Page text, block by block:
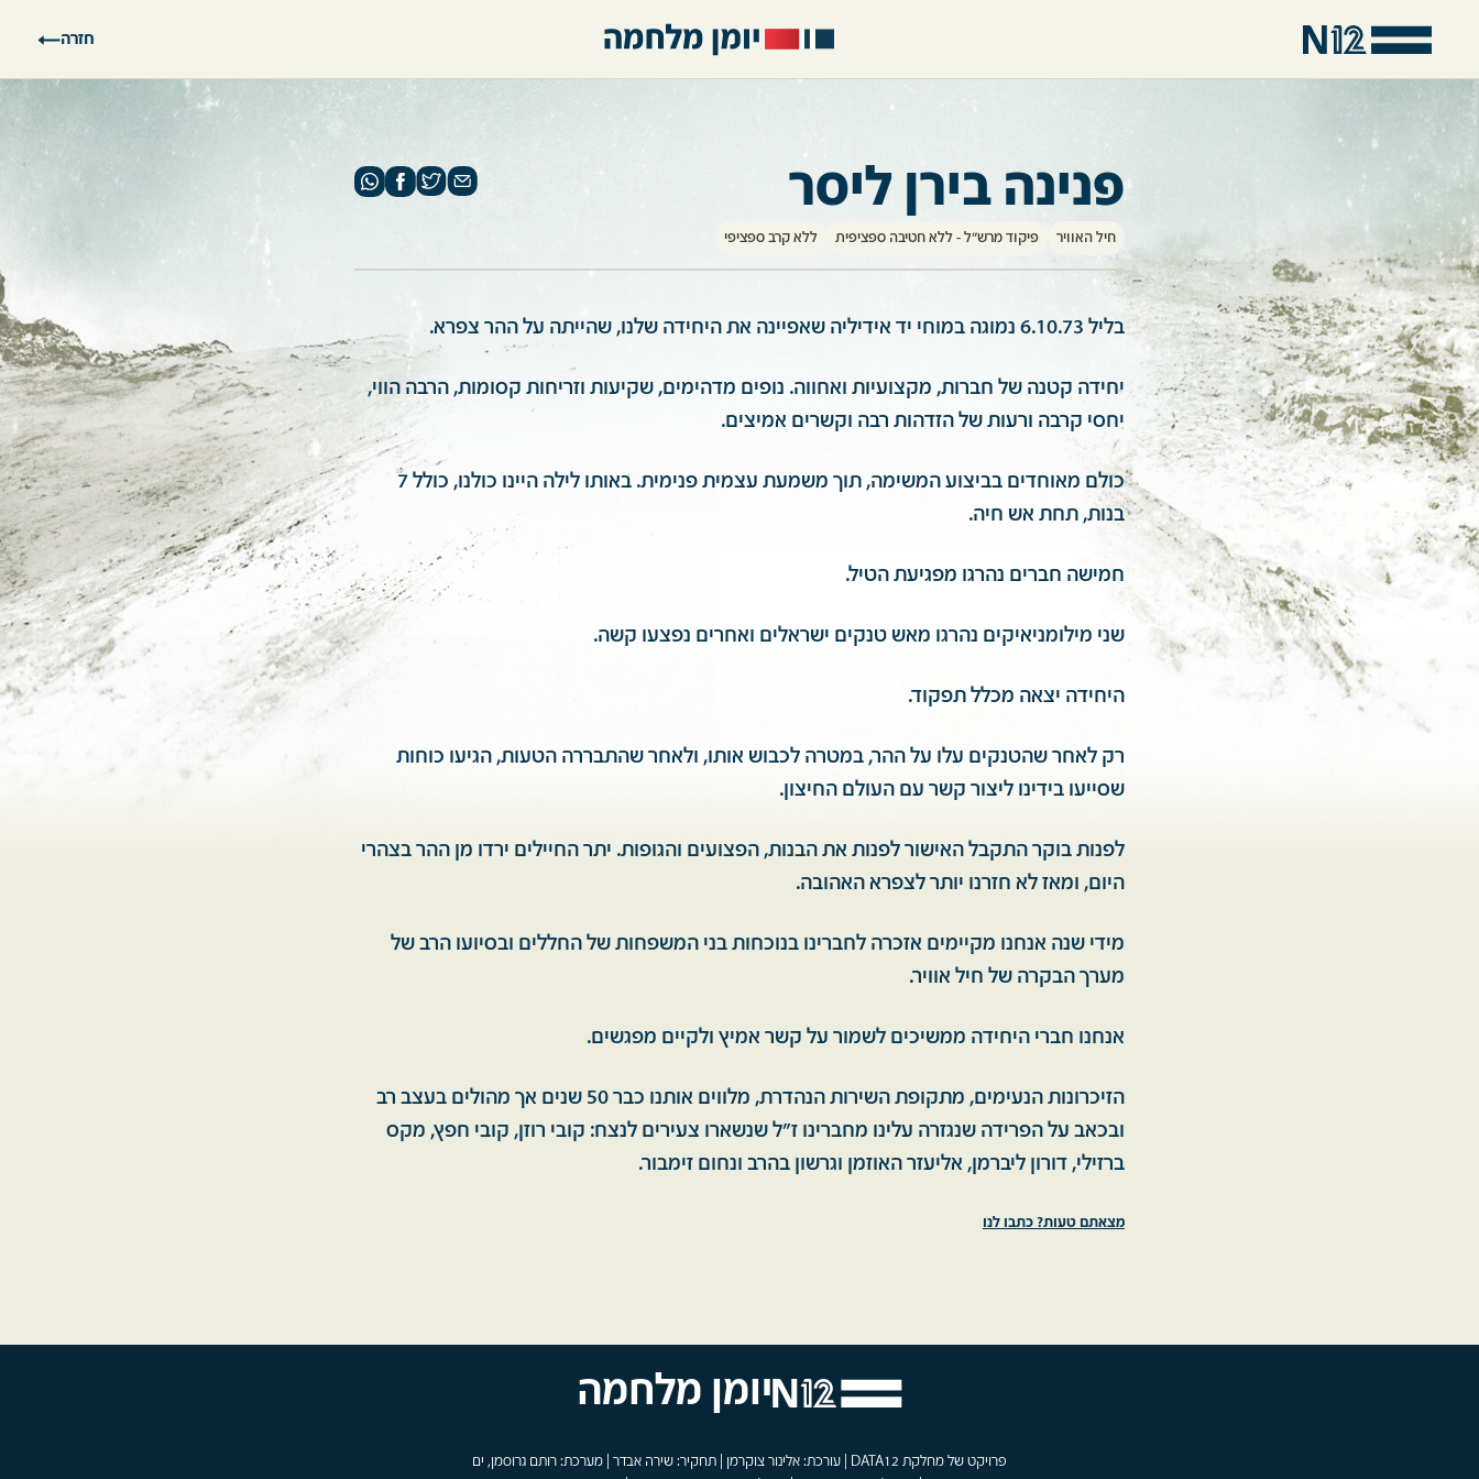
חזרה
פנינה בירן ליסר
חיל האוויר פיקוד מרש"ל - ללא חטיבה ספציפית ללא קרב ספציפי
בליל 6.10.73 נמוגה במוחי יד אידיליה שאפיינה את היחידה שלנו, שהייתה על ההר צפרא.
יחידה קטנה של חברות, מקצועיות ואחווה. נופים מדהימים, שקיעות וזריחות קסומות, הרבה הווי,
יחסי קרבה ורעות של הזדהות רבה וקשרים אמיצים.
כולם מאוחדים בביצוע המשימה, תוך משמעת עצמית פנימית. באותו לילה היינו כולנו, כולל 7
בנות, תחת אש חיה.
חמישה חברים נהרגו מפגיעת הטיל.
שני מילומניאיקים נהרגו מאש טנקים ישראלים ואחרים נפצעו קשה.
היחידה יצאה מכלל תפקוד.
רק לאחר שהטנקים עלו על ההר, במטרה לכבוש אותו, ולאחר שהתבררה הטעות, הגיעו כוחות
שסייעו בידינו ליצור קשר עם העולם החיצון.
לפנות בוקר התקבל האישור לפנות את הבנות, הפצועים והגופות. יתר החיילים ירדו מן ההר בצהרי
היום, ומאז לא חזרנו יותר לצפרא האהובה.
מידי שנה אנחנו מקיימים אזכרה לחברינו בנוכחות בני המשפחות של החללים ובסיועו הרב של
מערך הבקרה של חיל אוויר.
אנחנו חברי היחידה ממשיכים לשמור על קשר אמיץ ולקיים מפגשים.
הזיכרונות הנעימים, מתקופת השירות הנהדרת, מלווים אותנו כבר 50 שנים אך מהולים בעצב רב
ובכאב על הפרידה שנגזרה עלינו מחברינו ז"ל שנשארו צעירים לנצח: קובי רוזן, קובי חפץ, מקס
ברזילי, דורון ליברמן, אליעזר האוזמן וגרשון בהרב ונחום זימבור.
מצאתם טעות? כתבו לנו
יומן מלחמה
פרויקט של מחלקת DATA12 | עורכת: אלינור צוקרמן | תחקיר: שירה אבדר | מערכת: רותם גרוסמן, ים